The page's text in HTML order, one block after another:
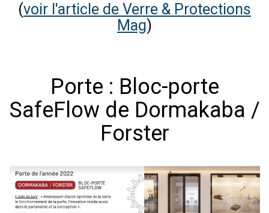
(voir l'article de Verre & Protections
Mag)
Porte : Bloc-porte
SafeFlow de Dormakaba /
Forster